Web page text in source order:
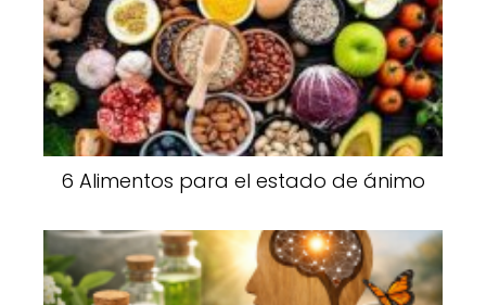
6 Alimentos para el estado de ánimo